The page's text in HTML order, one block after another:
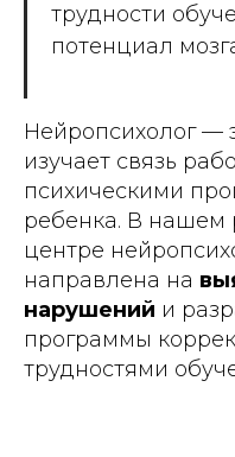
трудности
потенциал
Нейропсихолог —
изучает связь
психическими
ребенка. В нашем
центре
направлена на
нарушений и
программы
трудностями